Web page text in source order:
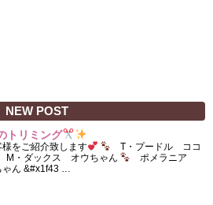
NEW POST
トリミング
をご紹介致します
T・プードル ココ
M・ダックス オウちゃん
ポメラニア
ん &#x1f43 …